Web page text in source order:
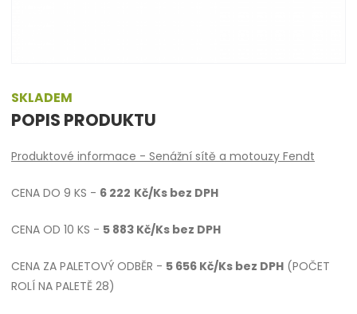
SKLADEM
POPIS PRODUKTU
Produktové informace - Senážní sítě a motouzy Fendt
CENA DO 9 KS - 6 222 Kč/Ks bez DPH
CENA OD 10 KS - 5 883 Kč/Ks bez DPH
CENA ZA PALETOVÝ ODBĚR - 5 656 Kč/Ks bez DPH (POČET
ROLÍ NA PALETĚ 28)